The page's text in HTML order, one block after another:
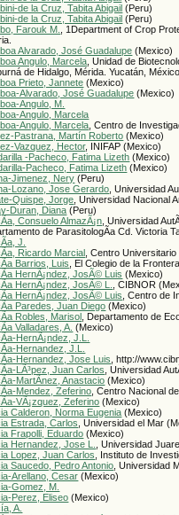
de la Cruz, Tabita Abigail (Peru)
de la Cruz, Tabita Abigail (Peru)
Farouk M.
, 1Department of Crop
Alvarado, José Guadalupe (Mexico)
Angulo, Marcela , Unidad de
de Hidalgo, Mérida. Yucatán,
Prieto, Jannete (Mexico)
Alvarado, José Guadalupe (Mexico)
Angulo, M.
Angulo, Marcela
Angulo, Marcela , Centro de
Pastrana, Martín Roberto (Mexico)
Vazquez, Hector, INIFAP (Mexico)
-Pacheco, Fatima Lizeth (Mexico)
Pacheco, Fatima Lizeth (Mexico)
Jimenez, Nery (Peru)
Lozano, Jose Gerardo , Universidad
Quispe, Jorge , Universidad Nacional
Duran, Diana (Peru)
Consuelo AlmazÃ¡n , Universidad
de ParasitologÃ­a Cd. Victoria
J.
Ricardo Marcial
, Centro
Barrios, Luis
, El Colegio de la
HernÃ¡ndez, JosÃ© Luis (Mexico)
HernÃ¡ndez, JosÃ© L.
, CIBNOR
HernÃ¡ndez, JosÃ© Luis , Centro de
Paredes, Juan Diego (Mexico)
Robles, Marisol
, Departamento de
Valladares, A. (Mexico)
HernÃ¡ndez, J.L.
Hernandez, J.L.
Hernandez, Jose Luis
, http://
LÃ³pez, Juan Carlos , Universidad
MartÃ­nez, Anastacio (Mexico)
Mendez, Zeferino , Centro Nacional
VÃ¡zquez, Zeferino (Mexico)
Calderon, Norma Eugenia (Mexico)
Estrada, Carlos , Universidad el Mar
Frapolli, Eduardo (Mexico)
Hernandez, Jose L.
, Universidad
Lopez, Juan Carlos
, Instituto de
Saucedo, Pedro Antonio , Universidad
Arellano, Cesar (Mexico)
Gomez, M.
Perez, Eliseo (Mexico)
A.